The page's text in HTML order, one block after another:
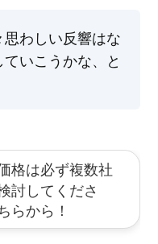
わしい反響はな
いこうかな、と
格は必ず複数社
討してくださ
らから！